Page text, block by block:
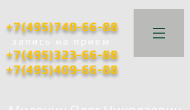
+7(495)740-66-88
запись на прием
+7(495)323-66-88
+7(495)409-66-88